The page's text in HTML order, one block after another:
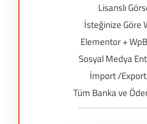
Lisanslı
İsteğinize Göre
Elementor +
Sosyal Medya
İmport /
Tüm Banka ve